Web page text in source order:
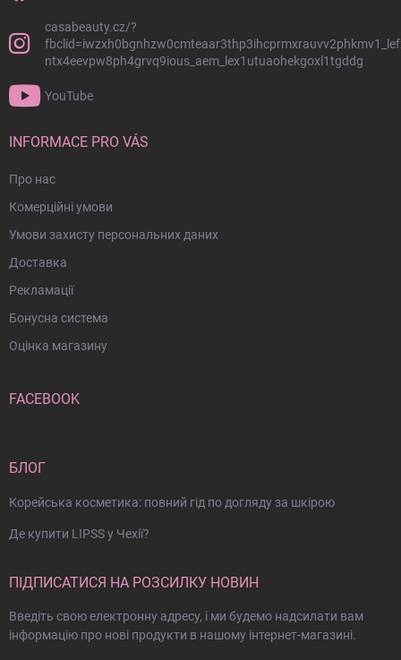
casabeauty.cz/?
ntx4eevpw8ph4grvq9ious_aem_lex1utuaohekgoxl1tgddg
YouTube
INFORMACE PRO VÁS
Про нас
Комерційні умови
Умови захисту персональних даних
Доставка
Рекламації
Бонусна система
Оцінка магазину
FACEBOOK
БЛОГ
Корейська косметика: повний гід по догляду за шкірою
Де купити LIPSS у Чехії?
ПІДПИСАТИСЯ НА РОЗСИЛКУ НОВИН
Введіть свою електронну адресу, і ми будемо надсилати вам
інформацію про нові продукти в нашому інтернет-магазині.